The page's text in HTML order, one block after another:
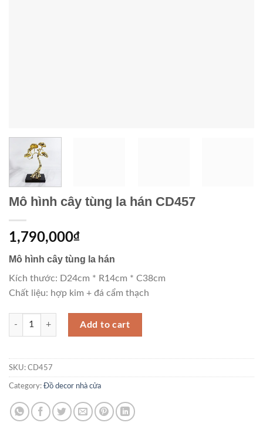
Mô hình cây tùng la hán CD457
1,790,000₫
Mô hình cây tùng la hán
Kích thước: D24cm * R14cm * C38cm
Chất liệu: hợp kim + đá cẩm thạch
Mô hình cây tùng la hán CD457 quantity
Add to cart
SKU: CD457
Category: Đồ decor nhà cửa